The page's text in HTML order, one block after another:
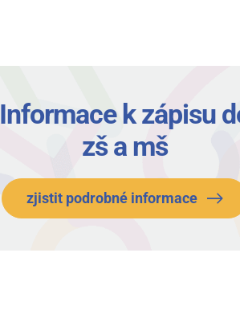
Informace k zápisu
zš a mš
zjistit podrobné informace